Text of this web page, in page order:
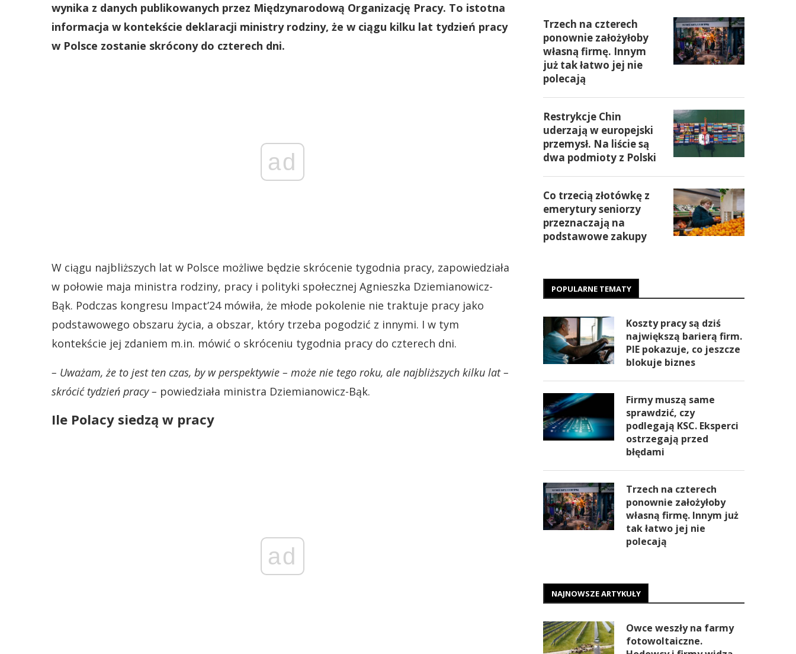
wynika z danych publikowanych przez Międzynarodową Organizację Pracy. To istotna
informacja w kontekście deklaracji ministry rodziny, że w ciągu kilku lat tydzień pracy
w Polsce zostanie skrócony do czterech dni.
ad
W ciągu najbliższych lat w Polsce możliwe będzie skrócenie tygodnia pracy, zapowiedziała
w połowie maja ministra rodziny, pracy i polityki społecznej Agnieszka Dziemianowicz-
Bąk. Podczas kongresu Impact’24 mówiła, że młode pokolenie nie traktuje pracy jako
podstawowego obszaru życia, a obszar, który trzeba pogodzić z innymi. I w tym
kontekście jej zdaniem m.in. mówić o skróceniu tygodnia pracy do czterech dni.
– Uważam, że to jest ten czas, by w perspektywie – może nie tego roku, ale najbliższych kilku lat –
skrócić tydzień pracy – powiedziała ministra Dziemianowicz-Bąk.
Ile Polacy siedzą w pracy
ad
Trzech na czterech
ponownie założyłoby
własną firmę. Innym
już tak łatwo jej nie
polecają
Restrykcje Chin
uderzają w europejski
przemysł. Na liście są
dwa podmioty z Polski
Co trzecią złotówkę z
emerytury seniorzy
przeznaczają na
podstawowe zakupy
POPULARNE TEMATY
Koszty pracy są dziś
największą barierą firm.
PIE pokazuje, co jeszcze
blokuje biznes
Firmy muszą same
sprawdzić, czy
podlegają KSC. Eksperci
ostrzegają przed
błędami
Trzech na czterech
ponownie założyłoby
własną firmę. Innym już
tak łatwo jej nie
polecają
NAJNOWSZE ARTYKUŁY
Owce weszły na farmy
fotowoltaiczne.